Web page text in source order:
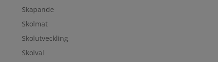
Skapande
Skolmat
Skolutveckling
Skolval